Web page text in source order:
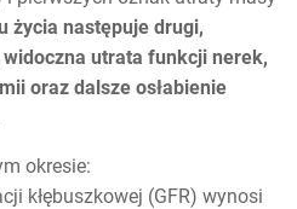
życia następuje drugi,
utrata funkcji nerek,
oraz dalsze osłabienie
okresie:
kłębuszkowej (GFR) wynosi